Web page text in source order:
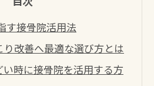
す接骨院活用法
り改善へ最適な選び方とは
時に接骨院を活用する方